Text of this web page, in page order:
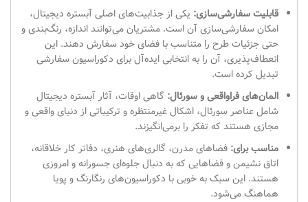
قابلیت سفارشی‌سازی: یکی از جذابیت‌های اصلی آبستره دیجیتال،
امکان سفارشی‌سازی آن است. مشتریان می‌توانند اندازه، رنگ‌بندی و
حتی جزئیات طرح را متناسب با فضای خود سفارش دهند. این
انعطاف‌پذیری، آن را به انتخابی ایده‌آل برای دکوراسیون سفارشی
تبدیل کرده است.
المان‌های فراواقعی و سورئال: گاهی اوقات، آثار آبستره دیجیتال
شامل عناصر سورئال، اشکال غیرمنتظره و ترکیباتی از دنیای واقعی و
مجازی هستند که تفکر را برمی‌انگیزند.
مناسب برای: فضاهای مدرن، گالری‌های هنری، دفاتر کار خلاقانه،
اتاق نشیمن و فضاهایی که به دنبال جلوه‌ای جسورانه و امروزی
هستند. این سبک به خوبی با دکوراسیون‌های رنگارنگ و پویا
هماهنگ می‌شود.